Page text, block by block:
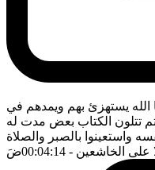
الله يستهزئ بهم ويمدهم في
تتلون الكتاب بعض مدت له
واستعينوا بالصبر والصلاة
على الخاشعين - 00:04:14 ضَ